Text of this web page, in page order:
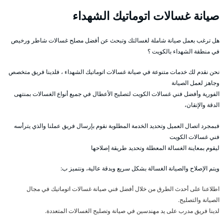
صيانة غسالات اتوماتيك الشهداء
هل ترغب بعمل صيانة شاملة لغسالتك وتبحث عن أفضل مصلح غسالات شاطر ورخيص
في منطقة الشهداء بالكويت ؟
نحن نقدم لك خدمات متنوعة في صيانة غسالات اتوماتيك الشهداء ، فلدينا فريق متخصص
وجاهز لعمل الصيانة
الفورية وأفضل فني غسالات الكويت لتصليح الأعطال في جميع أنواع الغسالات بمنتهى
الدقة والإتقان،
فبمجرد اتصال العميل وتحديد الخدمة المطلوبة نقوم بإرسال فريق عملنا والذي يترأسه
فني غسالات الكويت
ليقوم بمعاينة الغسالة المعطلة وتحديد طريقة إصلاحها
ويتم الإصلاح والصيانة الغسالة بشكل سريع وبدقة عالية، ونتميز ب:
اطلاعنا على أحدث الطرق من خلال أفضل فني صيانة غسالات اتوماتيك في مجال
الصيانة والتصليح.
لدينا فريق مدرب على يد مهندسين في صيانة وتصليح الغسالات المتعددة.